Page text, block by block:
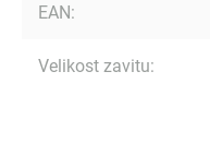
EAN:
Velikost zavitu: